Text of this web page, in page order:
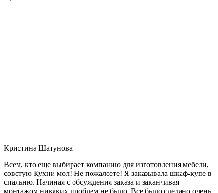
Кристина Шатунова
Всем, кто еще выбирает компанию для изготовления мебели,
советую Кухни мол! Не пожалеете! Я заказывала шкаф-купе в
спальню. Начиная с обсуждения заказа и заканчивая
монтажом никаких проблем не было. Все было сделано очень